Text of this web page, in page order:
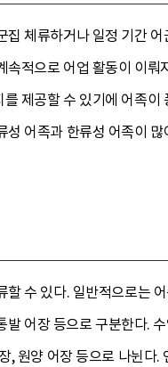
집 체류하거나 일정 기간
속적으로 어업 활동이 이
제공할 수 있기에 어족
성 어족과 한류성 어족이
할 수 있다. 일반적으로는
발 어장 등으로 구분한다.
, 원양 어장 등으로 나뉜